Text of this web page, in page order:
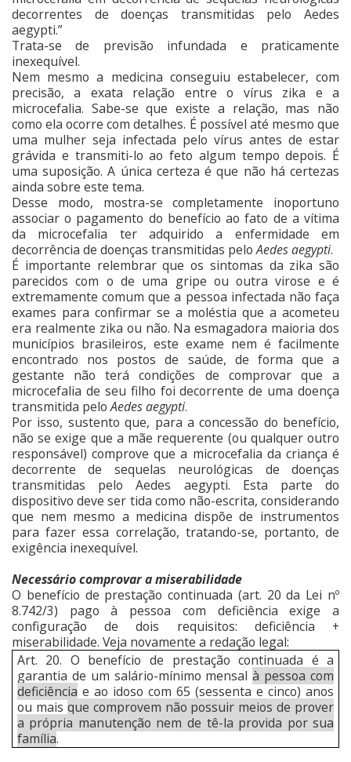
decorrentes de doenças transmitidas pelo Aedes
aegypti.”
Trata-se de previsão infundada e praticamente
inexequível.
Nem mesmo a medicina conseguiu estabelecer, com
precisão, a exata relação entre o vírus zika e a
microcefalia. Sabe-se que existe a relação, mas não
como ela ocorre com detalhes. É possível até mesmo que
uma mulher seja infectada pelo vírus antes de estar
grávida e transmiti-lo ao feto algum tempo depois. É
uma suposição. A única certeza é que não há certezas
ainda sobre este tema.
Desse modo, mostra-se completamente inoportuno
associar o pagamento do benefício ao fato de a vítima
da microcefalia ter adquirido a enfermidade em
decorrência de doenças transmitidas peloAedes aegypti.
É importante relembrar que os sintomas da zika são
parecidos com o de uma gripe ou outra virose e é
extremamente comum que a pessoa infectada não faça
exames para confirmar se a moléstia que a acometeu
era realmente zika ou não. Na esmagadora maioria dos
municípios brasileiros, este exame nem é facilmente
encontrado nos postos de saúde, de forma que a
gestante não terá condições de comprovar que a
microcefalia de seu filho foi decorrente de uma doença
transmitida peloAedes aegypti.
Por isso, sustento que, para a concessão do benefício,
não se exige que a mãe requerente (ou qualquer outro
responsável) comprove que a microcefalia da criança é
decorrente de sequelas neurológicas de doenças
transmitidas pelo Aedes aegypti. Esta parte do
dispositivo deve ser tida como não-escrita, considerando
que nem mesmo a medicina dispõe de instrumentos
para fazer essa correlação, tratando-se, portanto, de
exigência inexequível.
Necessário comprovar a miserabilidade
O benefício de prestação continuada (art. 20 da Lei nº
8.742/3) pago à pessoa com deficiência exige a
configuração de dois requisitos: deficiência +
miserabilidade. Veja novamente a redação legal:
Art. 20. O benefício de prestação continuada é a
garantia de um salário-mínimo mensalà pessoa com
deficiência e ao idoso com 65 (sessenta e cinco) anos
ou mais que comprovem não possuir meios de prover
a própria manutenção nem de tê-la provida por sua
família.